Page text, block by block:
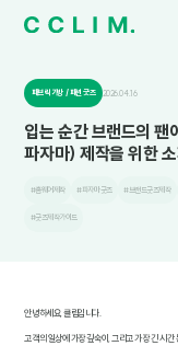
패브릭 가방 / 패션 굿즈 2026.04.16
입는 순간 브랜드의 팬
파자마) 제작을 위한
#홈웨어제작 #파자마굿즈 #브랜드굿즈제작
#굿즈제작가이드
안녕하세요, 클림입니다.
고객의 일상에 가장 깊숙이, 그리고 가장 긴 시